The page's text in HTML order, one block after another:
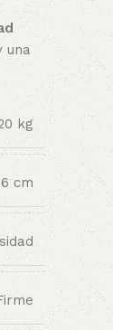
una
kg
cm